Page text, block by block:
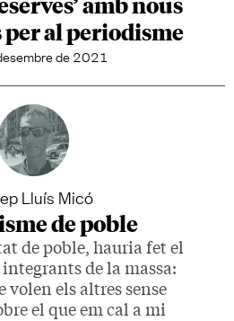
al periodisme
de 2021
Lluís Micó
de poble
de poble, hauria fet el
de la massa:
els altres sense
el que em cal a mi